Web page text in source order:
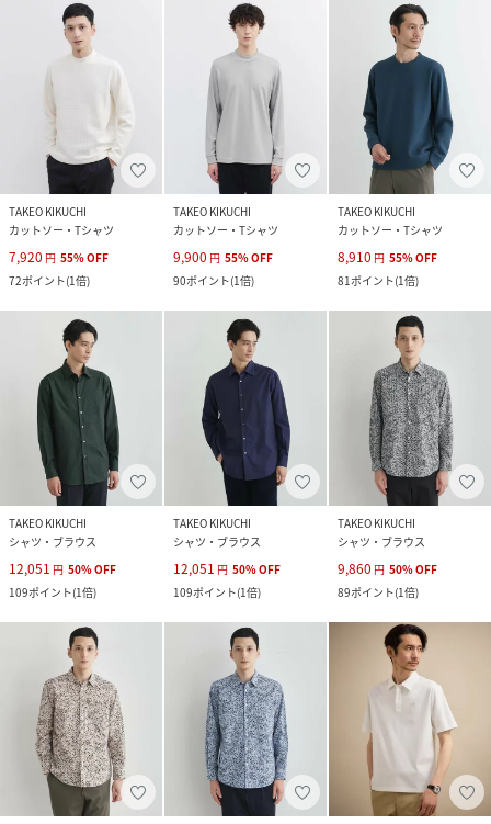
TAKEO KIKUCHI
カットソー・Tシャツ
7,920 円 55%OFF
72ポイント(1倍)
TAKEO KIKUCHI
カットソー・Tシャツ
9,900 円 55%OFF
90ポイント(1倍)
TAKEO KIKUCHI
カットソー・Tシャツ
8,910 円 55%OFF
81ポイント(1倍)
TAKEO KIKUCHI
シャツ・ブラウス
12,051 円 50%OFF
109ポイント(1倍)
TAKEO KIKUCHI
シャツ・ブラウス
12,051 円 50%OFF
109ポイント(1倍)
TAKEO KIKUCHI
シャツ・ブラウス
9,860 円 50%OFF
89ポイント(1倍)